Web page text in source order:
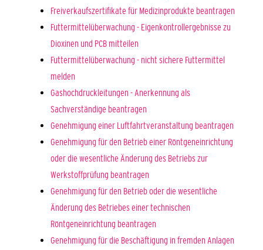
Freiverkaufszertifikate für Medizinprodukte beantragen
Futtermittelüberwachung - Eigenkontrollergebnisse zu
Dioxinen und PCB mitteilen
Futtermittelüberwachung - nicht sichere Futtermittel
melden
Gashochdruckleitungen - Anerkennung als
Sachverständige beantragen
Genehmigung einer Luftfahrtveranstaltung beantragen
Genehmigung für den Betrieb einer Röntgeneinrichtung
oder die wesentliche Änderung des Betriebs zur
Werkstoffprüfung beantragen
Genehmigung für den Betrieb oder die wesentliche
Änderung des Betriebes einer technischen
Röntgeneinrichtung beantragen
Genehmigung für die Beschäftigung in fremden Anlagen